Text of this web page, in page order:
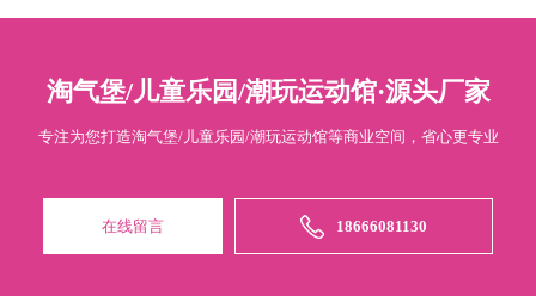
淘气堡/儿童乐园/潮玩运动馆·源头厂家
专注为您打造淘气堡/儿童乐园/潮玩运动馆等商业空间，省心更专业
在线留言 18666081130